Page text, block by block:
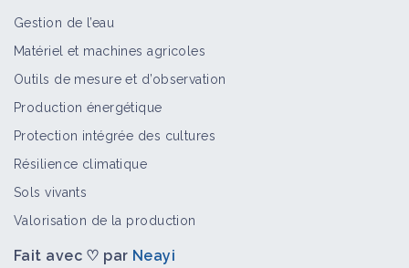
Gestion de l’eau
Matériel et machines agricoles
Outils de mesure et d’observation
Production énergétique
Protection intégrée des cultures
Résilience climatique
Sols vivants
Valorisation de la production
Fait avec ♡ par Neayi